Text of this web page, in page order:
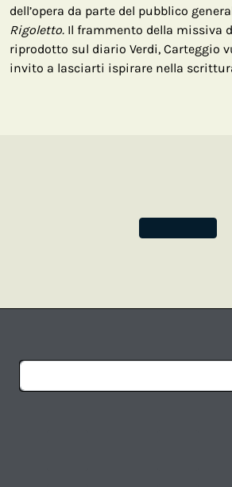
dell’opera da parte del pubblico
Rigoletto. Il frammento della missiva
riprodotto sul diario Verdi, Carteggio
invito a lasciarti ispirare nella